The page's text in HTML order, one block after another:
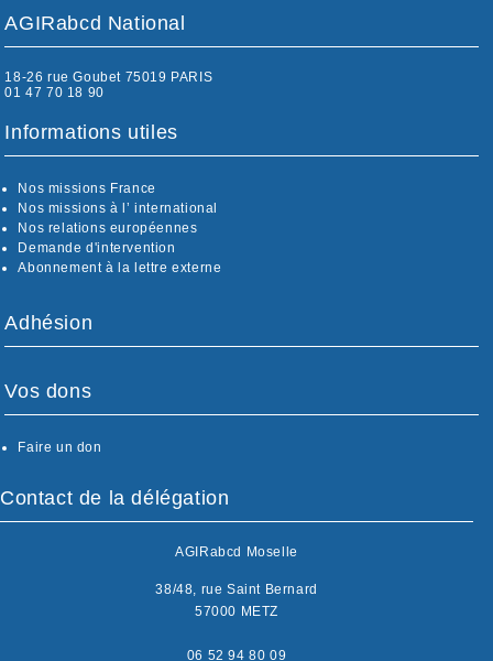
AGIRabcd National
18-26 rue Goubet 75019 PARIS
01 47 70 18 90
Informations utiles
Nos missions France
Nos missions à l’ international
Nos relations européennes
Demande d'intervention
Abonnement à la lettre externe
Adhésion
Vos dons
Faire un don
Contact de la délégation
AGIRabcd Moselle
38/48, rue Saint Bernard
57000 METZ
06 52 94 80 09